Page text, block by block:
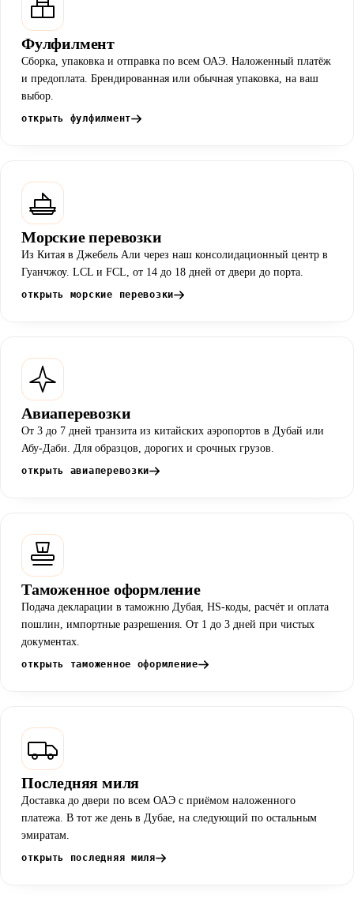
Фулфилмент
Сборка, упаковка и отправка по всем ОАЭ. Наложенный платёж
и предоплата. Брендированная или обычная упаковка, на ваш
выбор.
открыть фулфилмент
Морские перевозки
Из Китая в Джебель Али через наш консолидационный центр в
Гуанчжоу. LCL и FCL, от 14 до 18 дней от двери до порта.
открыть морские перевозки
Авиаперевозки
От 3 до 7 дней транзита из китайских аэропортов в Дубай или
Абу-Даби. Для образцов, дорогих и срочных грузов.
открыть авиаперевозки
Таможенное оформление
Подача декларации в таможню Дубая, HS-коды, расчёт и оплата
пошлин, импортные разрешения. От 1 до 3 дней при чистых
документах.
открыть таможенное оформление
Последняя миля
Доставка до двери по всем ОАЭ с приёмом наложенного
платежа. В тот же день в Дубае, на следующий по остальным
эмиратам.
открыть последняя миля